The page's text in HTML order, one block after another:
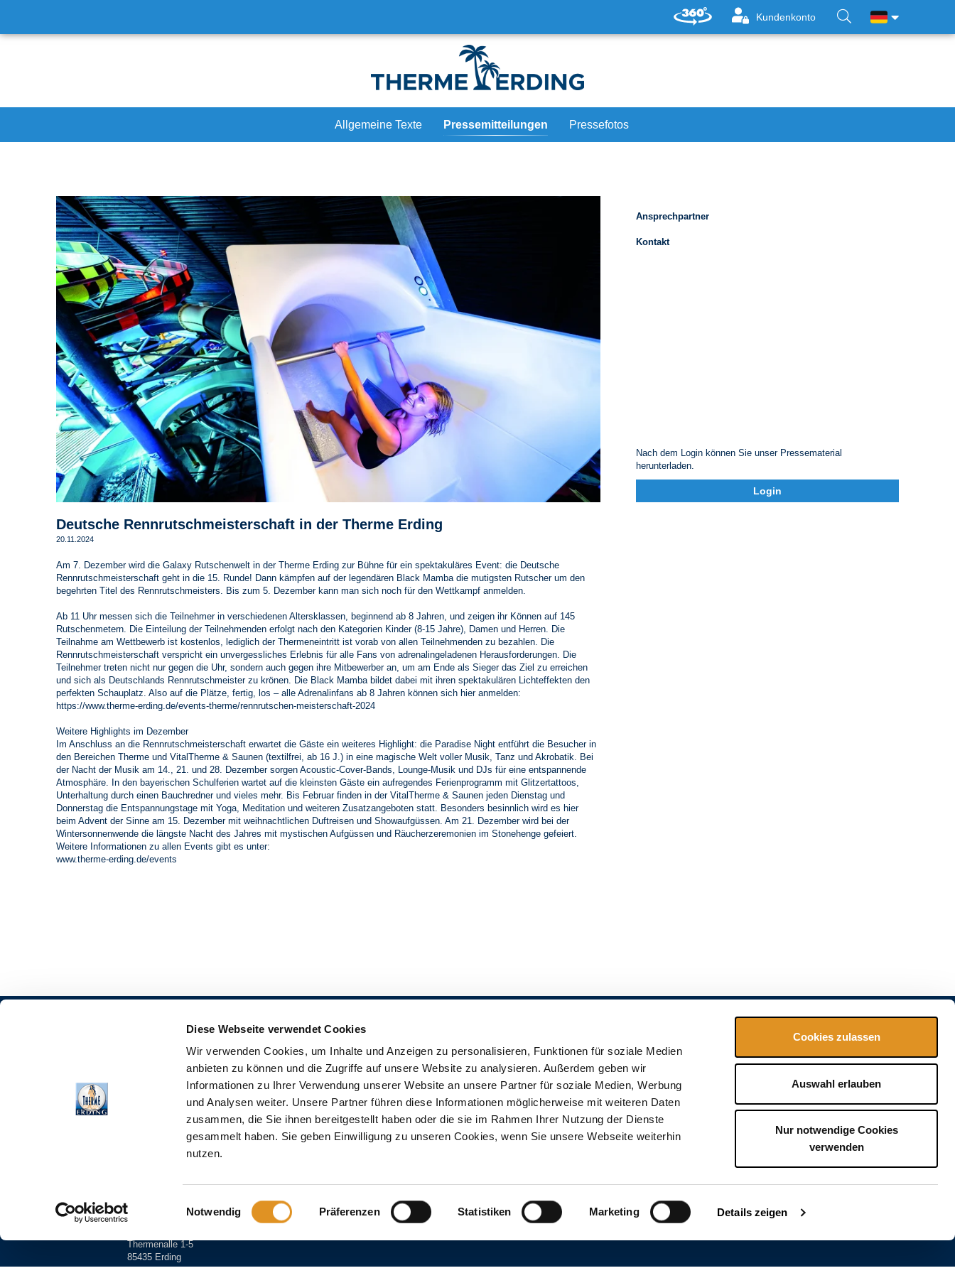
Diese Webseite verwendet Cookies
Wir verwenden Cookies, um Inhalte und Anzeigen zu personalisieren, Funktionen für soziale Medien
anbieten zu können und die Zugriffe auf unsere Website zu analysieren. Außerdem geben wir
Informationen zu Ihrer Verwendung unserer Website an unsere Partner für soziale Medien, Werbung
und Analysen weiter. Unsere Partner führen diese Informationen möglicherweise mit weiteren Daten
zusammen, die Sie ihnen bereitgestellt haben oder die sie im Rahmen Ihrer Nutzung der Dienste
gesammelt haben. Sie geben Einwilligung zu unseren Cookies, wenn Sie unsere Webseite weiterhin
nutzen.
Einwilligungsauswahl
Notwendig Präferenzen Statistiken Marketing Details zeigen
Cookies zulassen
Auswahl erlauben
Nur notwendige Cookies
verwenden
Kundenkonto
Allgemeine Texte Pressemitteilungen Pressefotos
Ansprechpartner
Kontakt
Nach dem Login können Sie unser Pressematerial
herunterladen.
Login
Deutsche Rennrutschmeisterschaft in der Therme Erding
20.11.2024
Am 7. Dezember wird die Galaxy Rutschenwelt in der Therme Erding zur Bühne für ein spektakuläres Event: die Deutsche
Rennrutschmeisterschaft geht in die 15. Runde! Dann kämpfen auf der legendären Black Mamba die mutigsten Rutscher um den
begehrten Titel des Rennrutschmeisters. Bis zum 5. Dezember kann man sich noch für den Wettkampf anmelden.
Ab 11 Uhr messen sich die Teilnehmer in verschiedenen Altersklassen, beginnend ab 8 Jahren, und zeigen ihr Können auf 145
Rutschenmetern. Die Einteilung der Teilnehmenden erfolgt nach den Kategorien Kinder (8-15 Jahre), Damen und Herren. Die
Teilnahme am Wettbewerb ist kostenlos, lediglich der Thermeneintritt ist vorab von allen Teilnehmenden zu bezahlen. Die
Rennrutschmeisterschaft verspricht ein unvergessliches Erlebnis für alle Fans von adrenalingeladenen Herausforderungen. Die
Teilnehmer treten nicht nur gegen die Uhr, sondern auch gegen ihre Mitbewerber an, um am Ende als Sieger das Ziel zu erreichen
und sich als Deutschlands Rennrutschmeister zu krönen. Die Black Mamba bildet dabei mit ihren spektakulären Lichteffekten den
perfekten Schauplatz. Also auf die Plätze, fertig, los – alle Adrenalinfans ab 8 Jahren können sich hier anmelden:
https://www.therme-erding.de/events-therme/rennrutschen-meisterschaft-2024
Weitere Highlights im Dezember
Im Anschluss an die Rennrutschmeisterschaft erwartet die Gäste ein weiteres Highlight: die Paradise Night entführt die Besucher in
den Bereichen Therme und VitalTherme & Saunen (textilfrei, ab 16 J.) in eine magische Welt voller Musik, Tanz und Akrobatik. Bei
der Nacht der Musik am 14., 21. und 28. Dezember sorgen Acoustic-Cover-Bands, Lounge-Musik und DJs für eine entspannende
Atmosphäre. In den bayerischen Schulferien wartet auf die kleinsten Gäste ein aufregendes Ferienprogramm mit Glitzertattoos,
Unterhaltung durch einen Bauchredner und vieles mehr. Bis Februar finden in der VitalTherme & Saunen jeden Dienstag und
Donnerstag die Entspannungstage mit Yoga, Meditation und weiteren Zusatzangeboten statt. Besonders besinnlich wird es hier
beim Advent der Sinne am 15. Dezember mit weihnachtlichen Duftreisen und Showaufgüssen. Am 21. Dezember wird bei der
Wintersonnenwende die längste Nacht des Jahres mit mystischen Aufgüssen und Räucherzeremonien im Stonehenge gefeiert.
Weitere Informationen zu allen Events gibt es unter:
www.therme-erding.de/events
Sie haben Fragen zu Ihrer Recherche? - Gerne beantworten wir Ihre Fragen zu
Stefanie Dehmelt telefonisch unter +49 (0) 8122 - 550 - 1033
Thermenalle 1-5
85435 Erding